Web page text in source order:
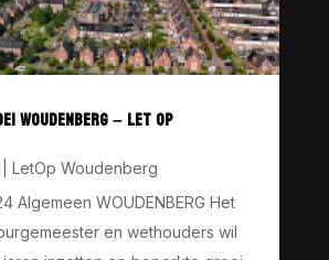
WOUDENBERG – LET OP
LetOp Woudenberg
Algemeen WOUDENBERG Het
en wethouders wil